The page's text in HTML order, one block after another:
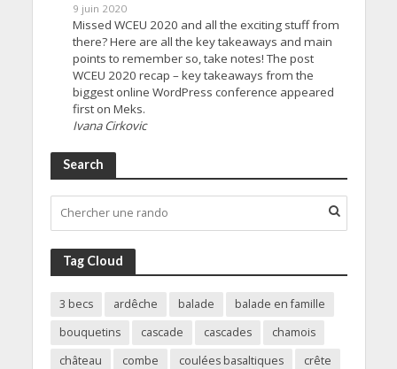
9 juin 2020
Missed WCEU 2020 and all the exciting stuff from
there? Here are all the key takeaways and main
points to remember so, take notes! The post
WCEU 2020 recap – key takeaways from the
biggest online WordPress conference appeared
first on Meks.
Ivana Cirkovic
Search
Tag Cloud
3 becs ardêche balade
balade en famille
bouquetins
cascade cascades
chamois
château
combe coulées basaltiques
crête